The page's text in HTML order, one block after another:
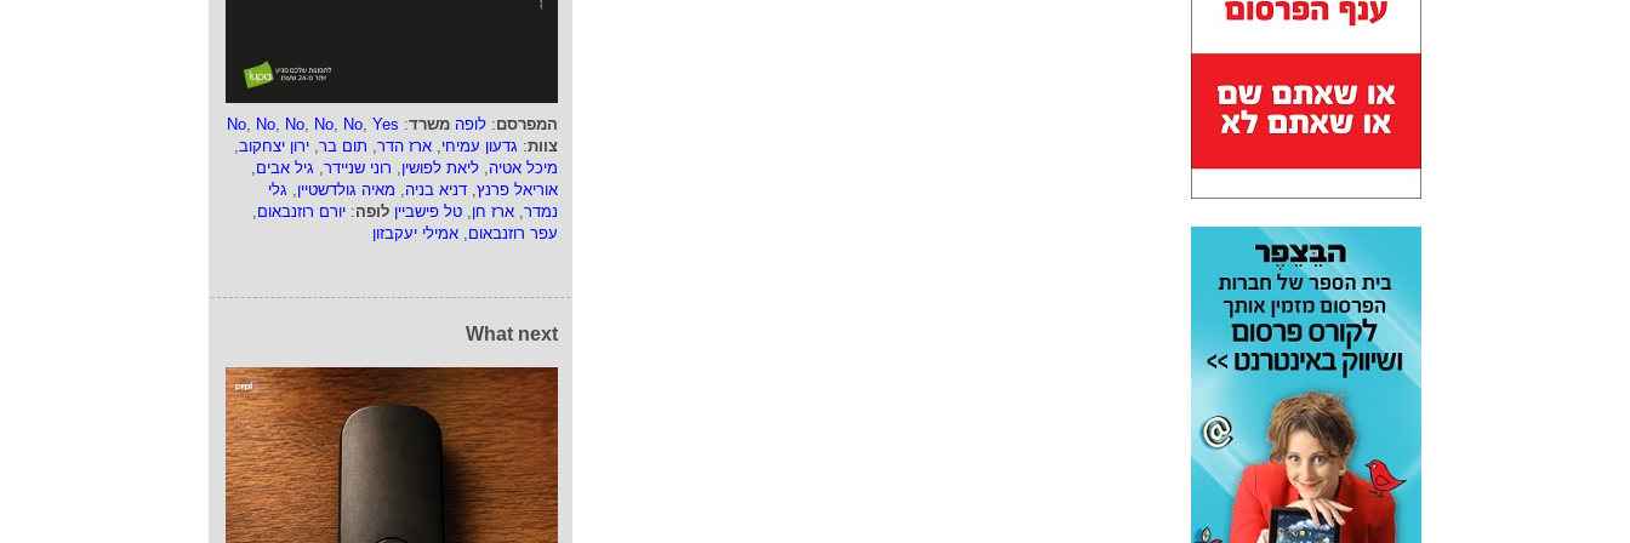
המפרסם: לופה משרד:
No, No, No, No, No, Yes
צוות: גדעון עמיחי, ארז הדר, תום בר, ירון יצחקוב,
מיכל אטיה, ליאת לפושין, רוני שניידר, גיל אבים,
אוריאל פרנץ, דניא בניה, מאיה גולדשטיין, גלי
נמדר, ארז חן, טל פישביין לופה: יורם רוזנבאום,
עפר רוזנבאום, אמילי יעקבזון
What next